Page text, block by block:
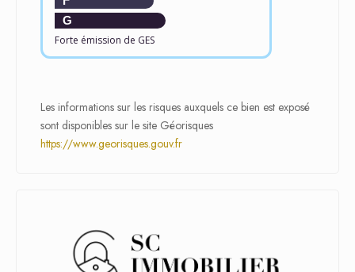
G
Forte émission de GES
Les informations sur les risques auxquels ce bien est exposé
sont disponibles sur le site Géorisques
https://www.georisques.gouv.fr